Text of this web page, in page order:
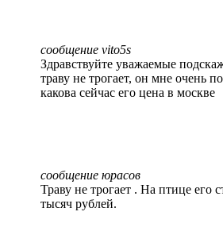
сообщение vito5s
Здравствуйте уважаемые
траву не трогает, он мне очень
какова сейчас его цена в москве
сообщение юрасов
Траву не трогает . На птице его
тысяч рублей.